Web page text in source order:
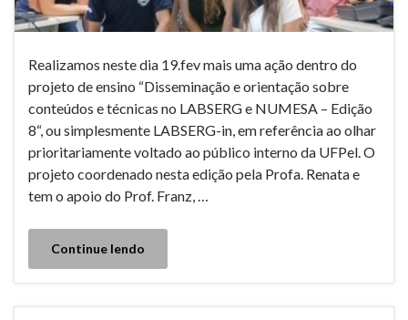
Realizamos neste dia 19.fev mais uma ação dentro do
projeto de ensino “Disseminação e orientação sobre
conteúdos e técnicas no LABSERG e NUMESA – Edição
8“, ou simplesmente LABSERG-in, em referência ao olhar
prioritariamente voltado ao público interno da UFPel. O
projeto coordenado nesta edição pela Profa. Renata e
tem o apoio do Prof. Franz, …
Continue lendo